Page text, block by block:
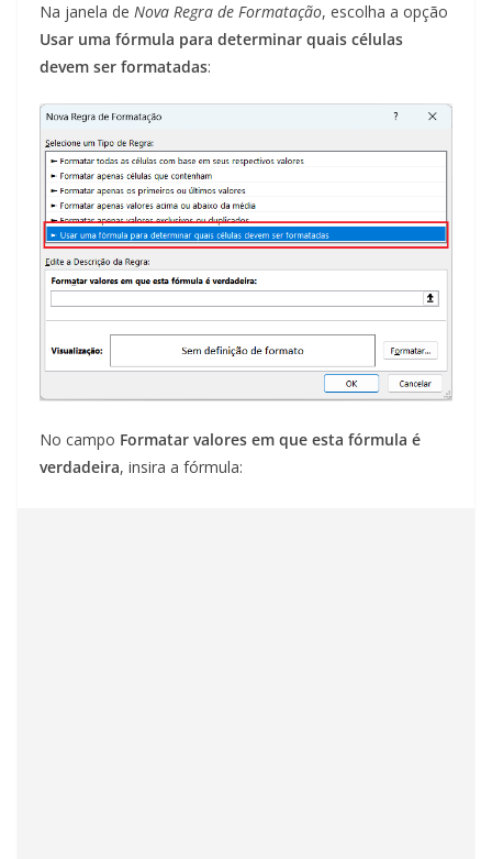
Na janela de Nova Regra de Formatação, escolha a opção
Usar uma fórmula para determinar quais células
devem ser formatadas:
No campo Formatar valores em que esta fórmula é
verdadeira, insira a fórmula: